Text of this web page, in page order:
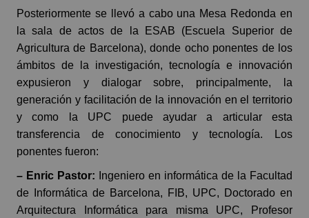
Posteriormente se llevó a cabo una Mesa Redonda en
la sala de actos de la ESAB (Escuela Superior de
Agricultura de Barcelona), donde ocho ponentes de los
ámbitos de la investigación, tecnología e innovación
expusieron y dialogar sobre, principalmente, la
generación y facilitación de la innovación en el territorio
y como la UPC puede ayudar a articular esta
transferencia de conocimiento y tecnología. Los
ponentes fueron:
– Enric Pastor: Ingeniero en informática de la Facultad
de Informática de Barcelona, ​​FIB, UPC, Doctorado en
Arquitectura Informática para misma UPC, Profesor